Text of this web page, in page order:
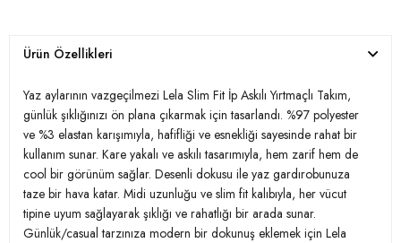
Ürün Özellikleri
Yaz aylarının vazgeçilmezi Lela Slim Fit İp Askılı Yırtmaçlı Takım,
günlük şıklığınızı ön plana çıkarmak için tasarlandı. %97 polyester
ve %3 elastan karışımıyla, hafifliği ve esnekliği sayesinde rahat bir
kullanım sunar. Kare yakalı ve askılı tasarımıyla, hem zarif hem de
cool bir görünüm sağlar. Desenli dokusu ile yaz gardırobunuza
taze bir hava katar. Midi uzunluğu ve slim fit kalıbıyla, her vücut
tipine uyum sağlayarak şıklığı ve rahatlığı bir arada sunar.
Günlük/casual tarzınıza modern bir dokunuş eklemek için Lela